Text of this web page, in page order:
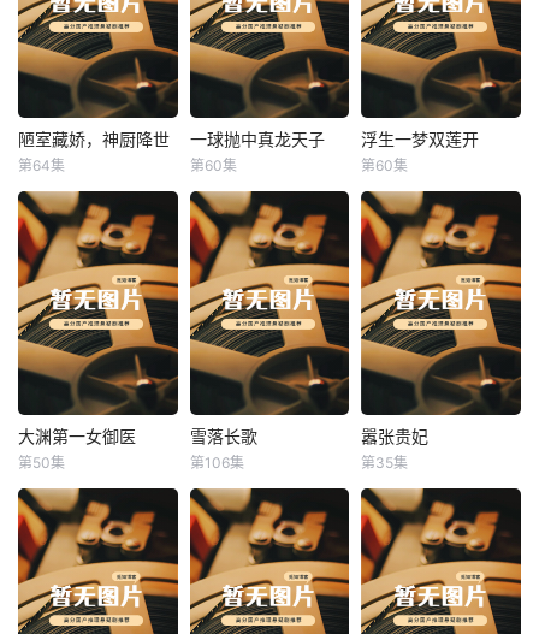
陋室藏娇，神厨降世
陋室藏娇，神厨降世
第64集
一球抛中真龙天子
一球抛中真龙天子
第60集
浮生一梦双莲开
浮生一梦双莲开
第60集
大渊第一女御医
大渊第一女御医
第50集
雪落长歌
雪落长歌
第106集
嚣张贵妃
嚣张贵妃
第35集